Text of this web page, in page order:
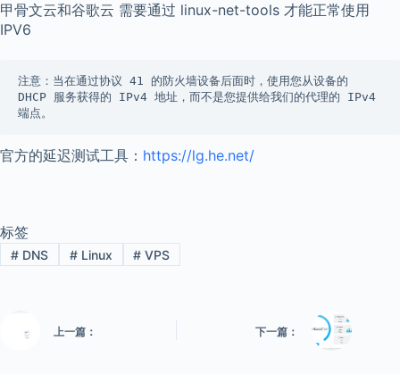
甲骨文云和谷歌云 需要通过 linux-net-tools 才能正常使用
IPV6
注意：当在通过协议 41 的防火墙设备后面时，使用您从设备的
DHCP 服务获得的 IPv4 地址，而不是您提供给我们的代理的 IPv4
端点。
官方的延迟测试工具： https://lg.he.net/
标签
#DNS #Linux # VPS
上一篇： 下一篇：